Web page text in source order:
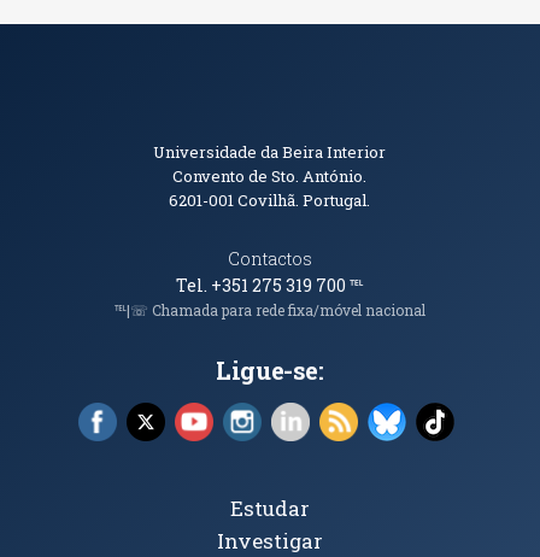
Informações de Contacto
Universidade da Beira Interior
Convento de Sto. António.
6201-001Covilhã. Portugal.
Contactos
Tel. +351 275 319 700℡
℡|☏ Chamada para rede fixa/móvel nacional
Ligue-se:
Facebook (abre em nova janela)
X (abre em nova janela)
YouTube (abre em nova janela)
Instagram (abre em nova janela)
LinkedIn (abre em nova
RSS (abre em nova
Bluesky (abre
TikTok
Tópicos Principais
Estudar
Investigar